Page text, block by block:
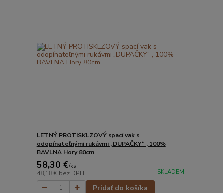
LETNÝ PROTISKLZOVÝ spací vak s
odopínateľnými rukávmi „DUPAČKY“ , 100%
BAVLNA Hory 80cm
58,30 €/ks
48,18 € bez DPH SKLADEM
Pridať do košíka